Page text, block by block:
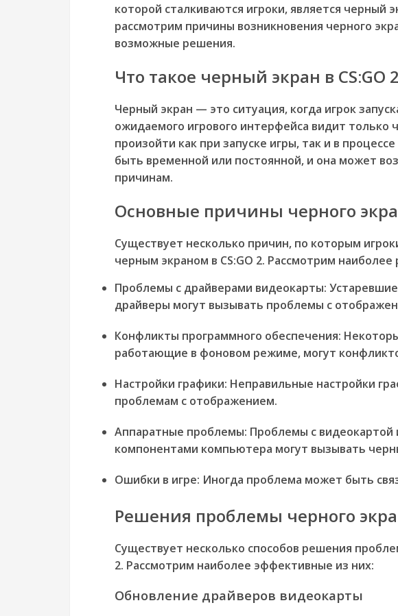
которой сталкиваются игроки, является черный
рассмотрим причины возникновения черного
возможные решения.
Что такое черный экран в CS:GO
Черный экран — это ситуация, когда игрок
ожидаемого игрового интерфейса видит только
произойти как при запуске игры, так и в
быть временной или постоянной, и она может
причинам.
Основные причины черного
Существует несколько причин, по которым
черным экраном в CS:GO 2. Рассмотрим
Проблемы с драйверами видеокарты:
драйверы могут вызывать проблемы с
Конфликты программного обеспечения:
работающие в фоновом режиме, могут
Настройки графики: Неправильные настройки
проблемам с отображением.
Аппаратные проблемы: Проблемы с видеокартой
компонентами компьютера могут вызывать
Ошибки в игре: Иногда проблема может быть
Решения проблемы черного
Существует несколько способов решения
2. Рассмотрим наиболее эффективные из них:
Обновление драйверов видеокарты